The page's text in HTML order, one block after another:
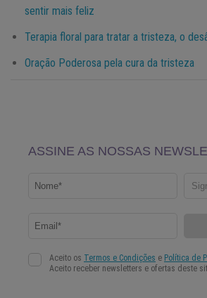
sentir mais feliz
Terapia floral para tratar a tristeza, o
Oração Poderosa pela cura da tristeza